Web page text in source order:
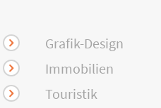
Grafik-Design
Immobilien
Touristik